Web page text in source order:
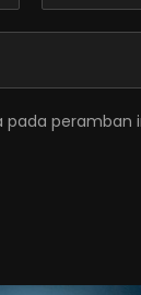
pada peramban